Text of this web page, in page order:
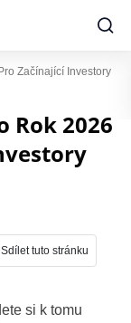
Začínající Investory
Rok 2026
Sdílet tuto stránku
si k tomu